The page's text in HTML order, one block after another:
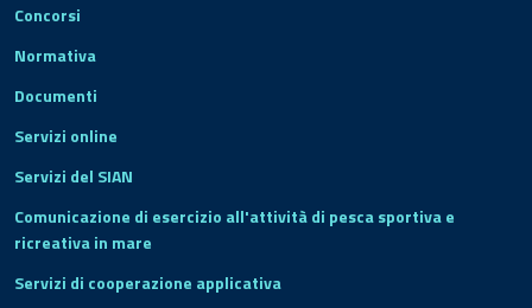
Concorsi
Normativa
Documenti
Servizi online
Servizi del SIAN
Comunicazione di esercizio all'attività di pesca sportiva e
ricreativa in mare
Servizi di cooperazione applicativa